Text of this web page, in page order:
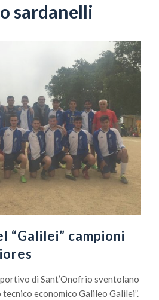
sardanelli
“Galilei” campioni
di Sant’Onofrio sventolano
economico Galileo Galilei”.